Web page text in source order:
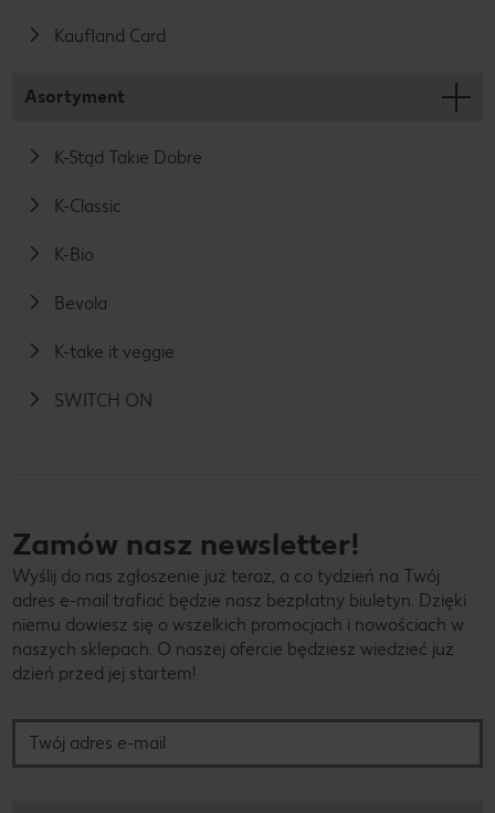
Kaufland Card
Asortyment
K-Stąd Takie Dobre
K-Classic
K-Bio
Bevola
K-take it veggie
SWITCH ON
Zamów nasz newsletter!
Wyślij do nas zgłoszenie już teraz, a co tydzień na Twój
adres e-mail trafiać będzie nasz bezpłatny biuletyn. Dzięki
niemu dowiesz się o wszelkich promocjach i nowościach w
naszych sklepach. O naszej ofercie będziesz wiedzieć już
dzień przed jej startem!